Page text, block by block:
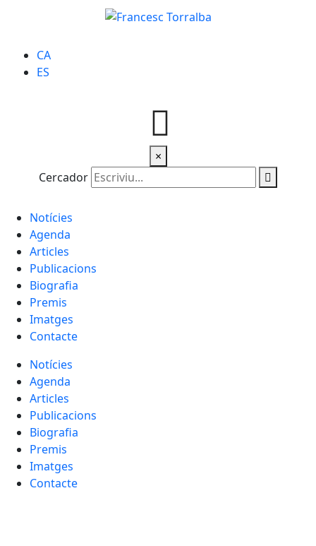
CA
ES
×
Cercador
Notícies
Agenda
Articles
Publicacions
Biografia
Premis
Imatges
Contacte
Notícies
Agenda
Articles
Publicacions
Biografia
Premis
Imatges
Contacte